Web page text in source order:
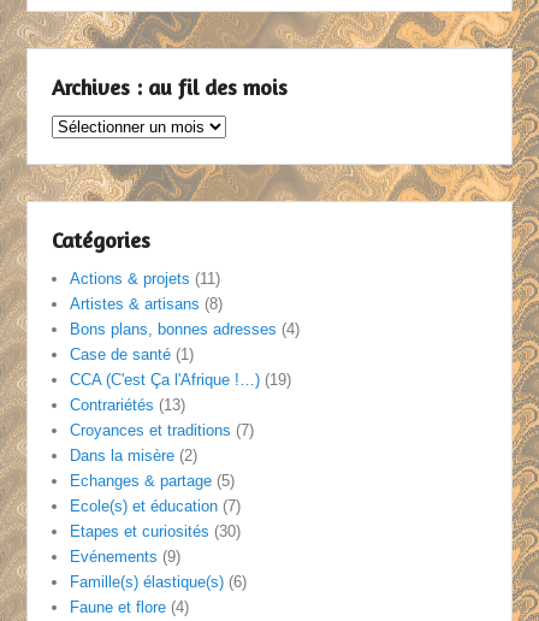
Archives : au fil des mois
Archives
au
fil
des
Catégories
Actions & projets (11)
Artistes & artisans (8)
Bons plans, bonnes adresses (4)
Case de santé (1)
CCA (C'est Ça l'Afrique !…) (19)
Contrariétés (13)
Croyances et traditions (7)
Dans la misère (2)
Echanges & partage (5)
Ecole(s) et éducation (7)
Etapes et curiosités (30)
Evénements (9)
Famille(s) élastique(s) (6)
Faune et flore (4)